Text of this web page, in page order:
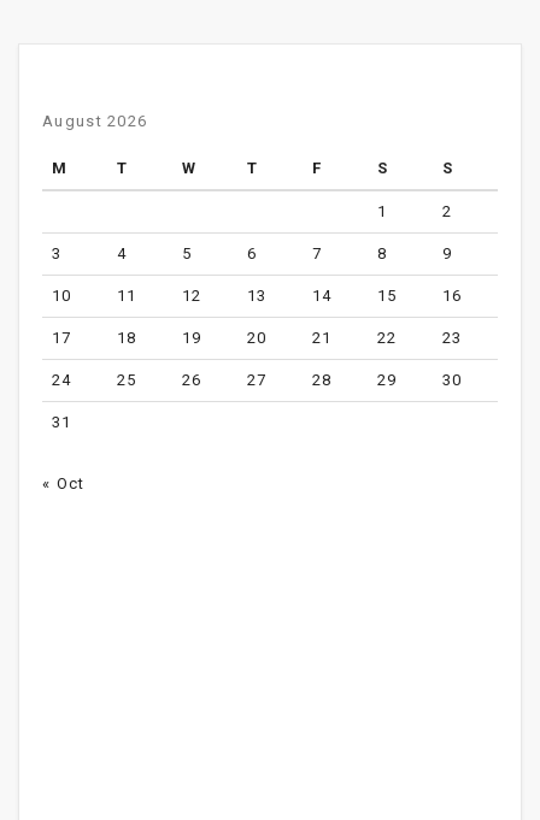
August 2026
M T W T F S S
1 2
3 4 5 6 7 8 9
10 11 12 13 14 15 16
17 18 19 20 21 22 23
24 25 26 27 28 29 30
31
« Oct